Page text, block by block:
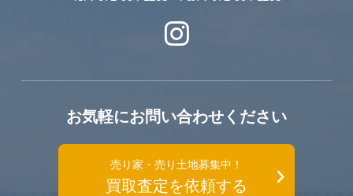
お気軽にお問い合わせください
売り家・売り土地募集中！
買取査定を依頼する